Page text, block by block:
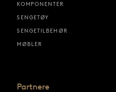
KOMPONENTER
SENGETØY
SENGETILBEHØR
MØBLER
Partnere